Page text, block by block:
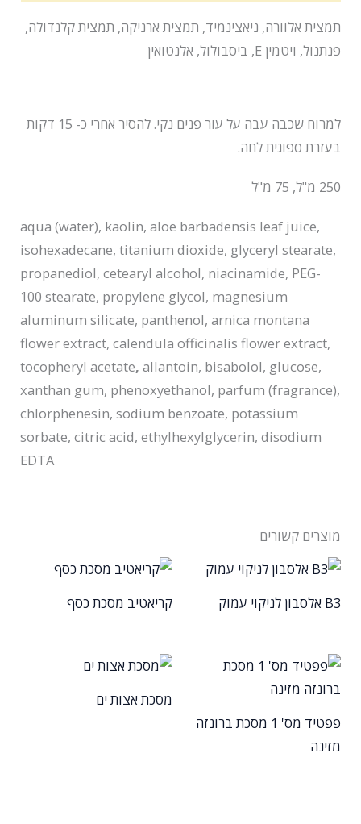
תמצית אלוורה, ניאצינמיד, תמצית ארניקה, תמצית קלנדולה,
פנתנול, ויטמין E, ביסבולול, אלנטואין
למרוח שכבה עבה על עור פנים נקי. להסיר אחרי כ- 15 דקות
בעזרת ספוגית לחה.
250 מ"ל, 75 מ"ל
aqua (water), kaolin, aloe barbadensis leaf juice,
isohexadecane, titanium dioxide, glyceryl stearate,
propanediol, cetearyl alcohol, niacinamide, PEG-
100 stearate, propylene glycol, magnesium
aluminum silicate, panthenol, arnica montana
flower extract, calendula officinalis flower extract,
tocopheryl acetate, allantoin, bisabolol, glucose,
xanthan gum, phenoxyethanol, parfum (fragrance),
chlorphenesin, sodium benzoate, potassium
sorbate, citric acid, ethylhexylglycerin, disodium
EDTA
מוצרים קשורים
B3 אלסבון לניקוי עמוק קריאטיב מסכת כסף
פפטיד מס' 1 מסכת ברונזה
מזינה
מסכת אצות ים